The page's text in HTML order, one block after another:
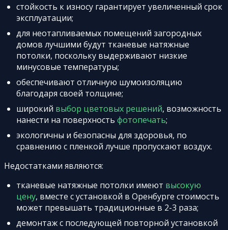
стойкость к износу гарантирует увеличенный срок
эксплуатации;
для неотапливаемых помещений загородных
домов лучшими будут тканевые натяжные
потолки, поскольку выдерживают низкие
минусовые температуры;
обеспечивают отличную шумоизоляцию
благодаря своей толщине;
широкий выбор цветовых решений, возможность
нанести на поверхность фотопечать;
экологичны и безопасны для здоровья, по
сравнению с пленкой лучше пропускают воздух.
Недостатками являются:
тканевые натяжные потолки имеют высокую
цену, вместе с установкой в Оренбурге стоимость
может превышать традиционные в 2-3 раза;
демонтаж с последующей повторной установкой